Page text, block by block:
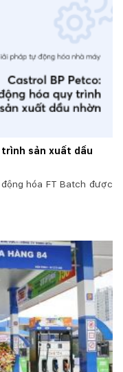
sản xuất dầu
hóa FT Batch được